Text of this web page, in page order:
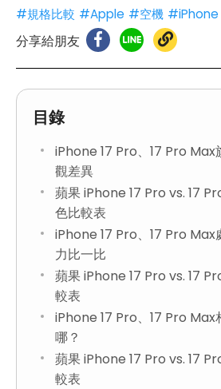
#規格比較 #Apple #空機 #iPhone
分享給朋友
目錄
iPhone 17 Pro、17 Pro Max
觀差異
蘋果 iPhone 17 Pro vs. 17
色比較表
iPhone 17 Pro、17 Pro Max
力比一比
蘋果 iPhone 17 Pro vs. 17
較表
iPhone 17 Pro、17 Pro Max
哪？
蘋果 iPhone 17 Pro vs. 17
較表